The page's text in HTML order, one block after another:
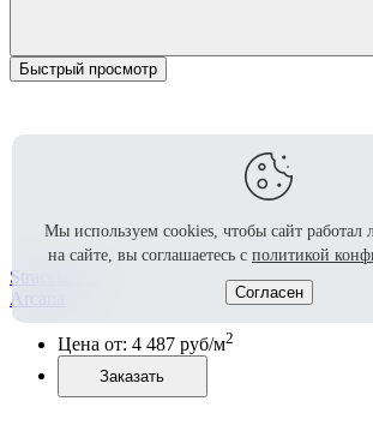
Быстрый просмотр
Stracciatella
Arcana
Цена от: 4 487 руб/м2
Заказать
Мы используем cookies, чтобы сайт работал
на сайте, вы соглашаетесь с политикой
Согласен